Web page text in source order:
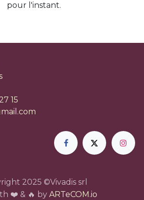
pour l'instant.
15
2025 ©Vivadis srl
❤️ & 🔥 by ARTeCOM.io